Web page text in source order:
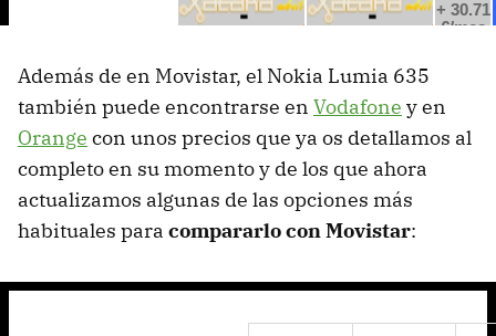
Además de en Movistar, el Nokia Lumia 635
también puede encontrarse en Vodafone y en
Orange con unos precios que ya os detallamos al
completo en su momento y de los que ahora
actualizamos algunas de las opciones más
habituales para compararlo con Movistar: